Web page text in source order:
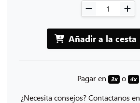
Añadir a la cesta
Pagar en 3x o 4x
¿Necesita consejos? Contactanos en